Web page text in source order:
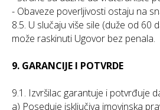
- Obaveze poverljivosti ostaju na
8.5. U slučaju više sile (duže od 60
može raskinuti Ugovor bez penala.
9. GARANCIJE I POTVRDE
9.1. Izvršilac garantuje i potvrđuje
a) Poseduje isključiva imovinska